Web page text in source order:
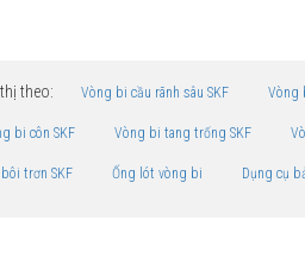
theo: Vòng bi cầu rãnh sâu SKF Vòng
bi côn SKF Vòng bi tang trống SKF
trơn SKF Ống lót vòng bi Dụng cụ